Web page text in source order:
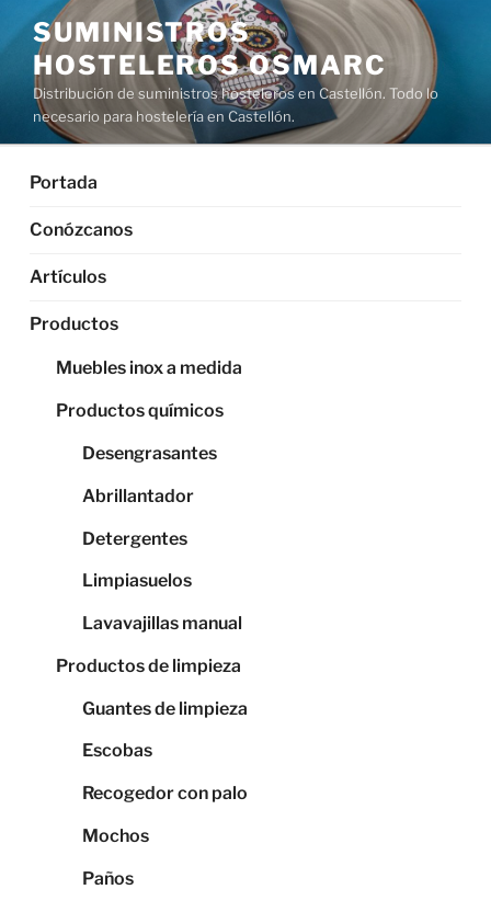
Saltar
al
contenido
SUMINISTROS
HOSTELEROS OSMARC
Distribución de suministros hosteleros en Castellón. Todo lo
necesario para hostelería en Castellón.
Portada
Conózcanos
Artículos
Productos
Muebles inox a medida
Productos químicos
Desengrasantes
Abrillantador
Detergentes
Limpiasuelos
Lavavajillas manual
Productos de limpieza
Guantes de limpieza
Escobas
Recogedor con palo
Mochos
Paños